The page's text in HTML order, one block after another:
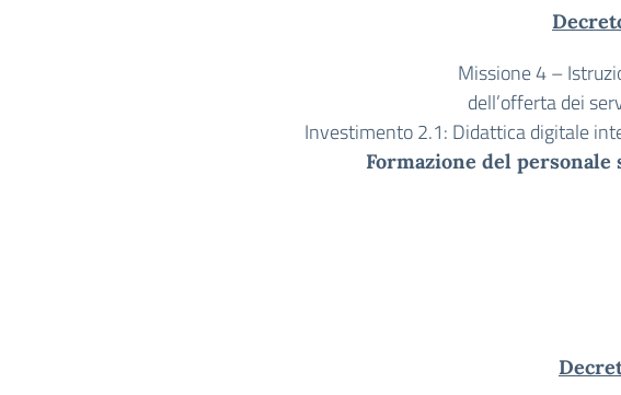
Missione 4 –
dell’offerta dei
Investimento 2.1: Didattica digitale
Formazione del